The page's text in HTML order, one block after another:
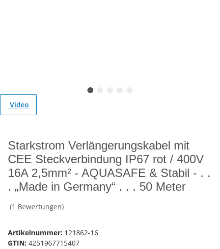
Video
Starkstrom Verlängerungskabel mit
CEE Steckverbindung IP67 rot / 400V
16A 2,5mm² - AQUASAFE & Stabil - . .
. „Made in Germany“ . . . 50 Meter
(1 Bewertungen)
Artikelnummer: 121862-16
GTIN: 4251967715407